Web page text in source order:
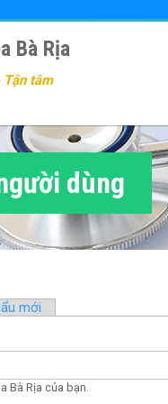
Bà Rịa
tâm
dùng
mới
Bà Rịa của bạn.